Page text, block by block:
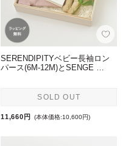
SERENDIPITYベビー長袖ロン
パース(6M-12M)とSENGE …
SOLD OUT
11,660円 (本体価格:10,600円)